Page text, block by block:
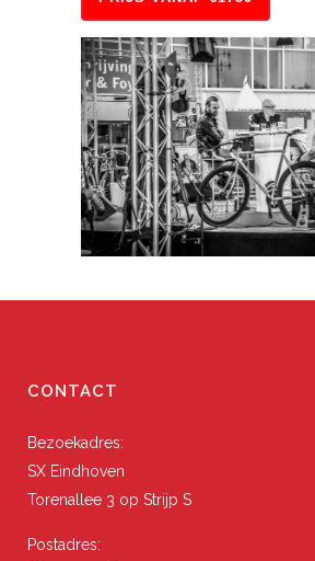
CONTACT
Bezoekadres:
SX Eindhoven
Torenallee 3 op Strijp S
Postadres: